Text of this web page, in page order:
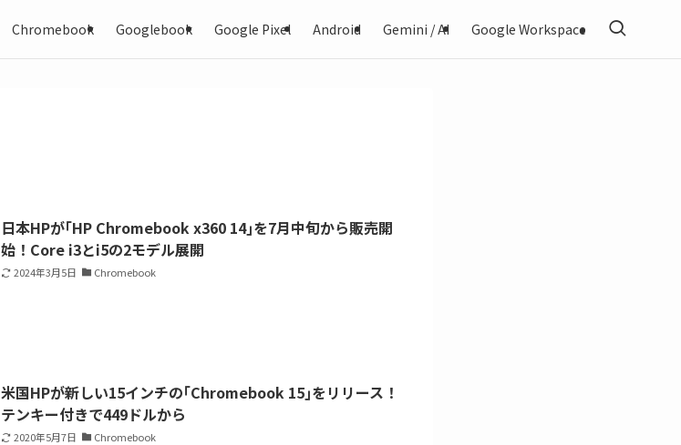
Chromebook Googlebook Google Pixel Android Gemini / AI Google Workspace
日本HPが｢HP Chromebook x360 14｣を7月中旬から販売開
始！Core i3とi5の2モデル展開
2024年3月5日 Chromebook
米国HPが新しい15インチの｢Chromebook 15｣をリリース！
テンキー付きで449ドルから
2020年5月7日 Chromebook